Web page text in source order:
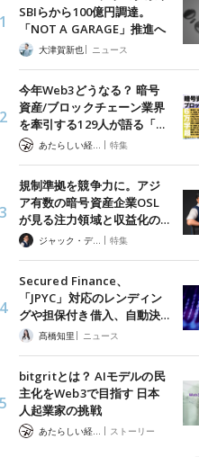
SBIらから100億円調達。
「NOT A GARAGE」推進へ
大津賀新也| ニュース
今年Web3どうなる？ 暗号
資産/ブロックチェーン業界
を牽引する129人が語る「…
| 特集
規制準拠を競争力に。アジ
ア有数の暗号資産企業OSL
が見る注力領域と収益化の…
ジャック・デロン（Jack Derong） | 特集
Secured Finance、
「JPYC」対応のレンディン
グや担保付き借入、自動決…
髙橋知里 | ニュース
bitgritとは？ AIモデルの民
主化をWeb3で目指す 日本
人起業家の挑戦
| ストーリー